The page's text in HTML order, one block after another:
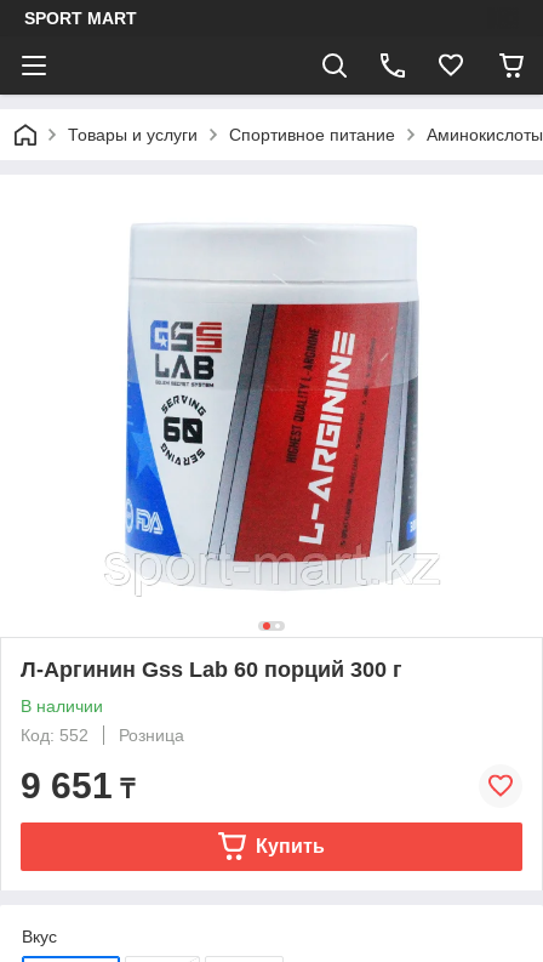
SPORT MART
Товары и услуги Спортивное питание Аминокислоты
Л-Аргинин Gss Lab 60 порций 300 г
В наличии
Код: 552
Розница
9 651 ₸
Купить
Вкус